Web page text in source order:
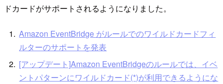
ドカードがサポートされるようになりました。
Amazon EventBridge がルールでのワイルドカードフィ
ルターのサポートを発表
[アップデート]Amazon EventBridgeのルールでは、イベ
ントパターンにワイルドカード(*)が利用できるようにな